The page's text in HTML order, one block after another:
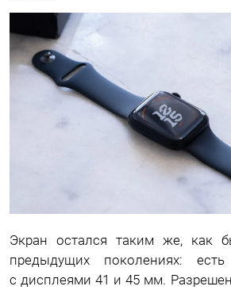
Экран остался таким же, как
предыдущих поколениях:
с дисплеями 41 и 45 мм.